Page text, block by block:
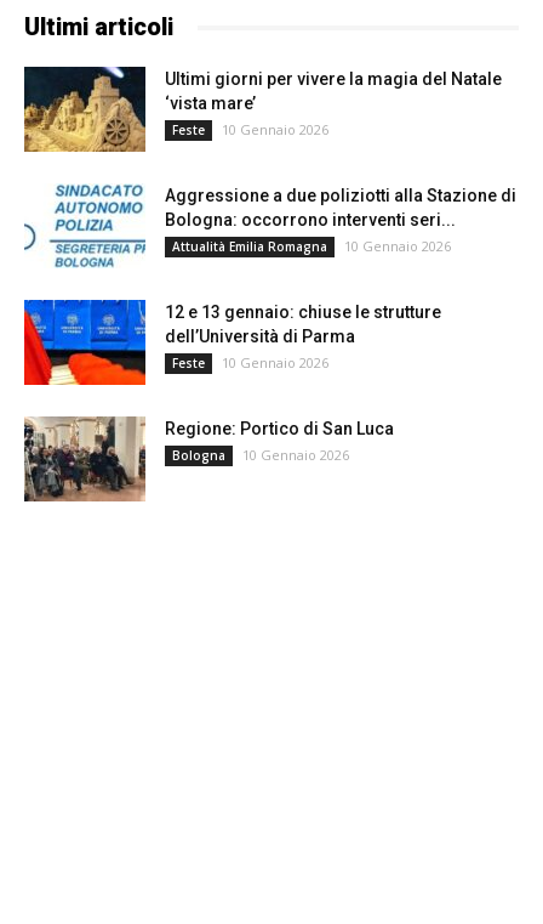
Ultimi articoli
Ultimi giorni per vivere la magia del Natale
‘vista mare’
Feste 10 Gennaio 2026
Aggressione a due poliziotti alla Stazione di
Bologna: occorrono interventi seri...
Attualità Emilia Romagna 10 Gennaio 2026
12 e 13 gennaio: chiuse le strutture
dell’Università di Parma
Feste 10 Gennaio 2026
Regione: Portico di San Luca
Bologna 10 Gennaio 2026